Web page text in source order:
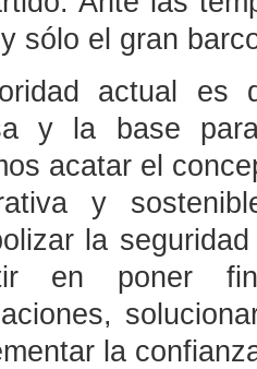
sólo el gran
actual es
y la base
acatar el
y
la
en poner
la